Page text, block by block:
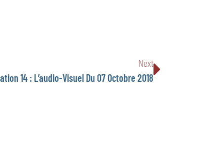
Next
14 : L’audio-Visuel Du 07 Octobre 2018